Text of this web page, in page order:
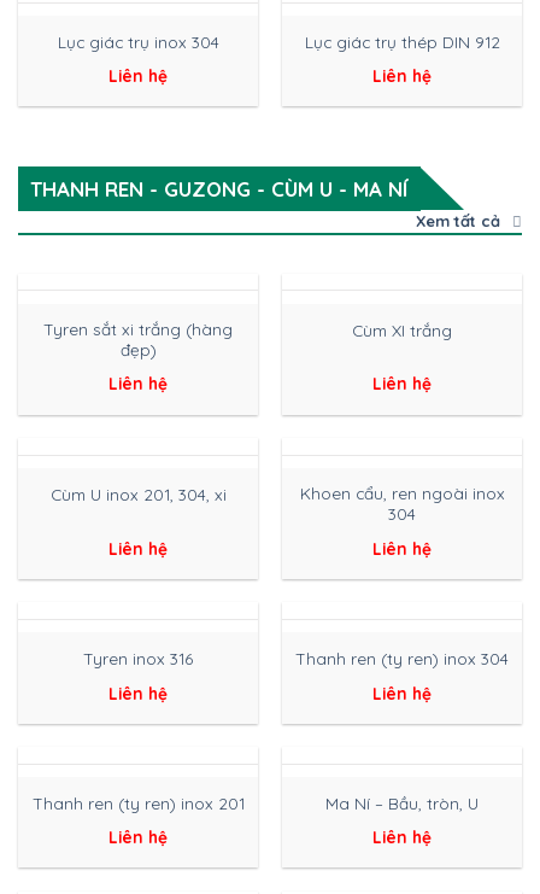
Lục giác trụ inox 304
Liên hệ
Lục giác trụ thép DIN 912
Liên hệ
THANH REN - GUZONG - CÙM U - MA NÍ
Xem tất cả
Tyren sắt xi trắng (hàng
đẹp)
Liên hệ
Cùm XI trắng
Liên hệ
Cùm U inox 201, 304, xi
Liên hệ
Khoen cẩu, ren ngoài inox
304
Liên hệ
Tyren inox 316
Liên hệ
Thanh ren (ty ren) inox 304
Liên hệ
Thanh ren (ty ren) inox 201
Liên hệ
Ma Ní – Bầu, tròn, U
Liên hệ